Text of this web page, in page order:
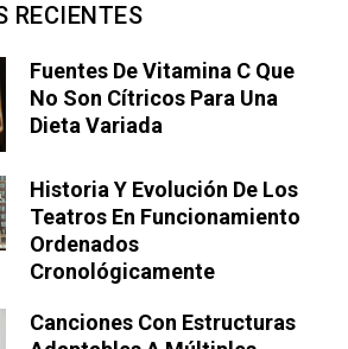
RECIENTES
Fuentes De Vitamina C Que
No Son Cítricos Para Una
Dieta Variada
Historia Y Evolución De Los
Teatros En Funcionamiento
Ordenados
Cronológicamente
Canciones Con Estructuras